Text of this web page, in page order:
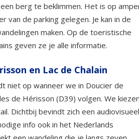
berg te beklimmen. Het is op
van de parking gelegen. Je kan in de
maken. Op de toeristische
geven ze je alle informatie.
en Lac de Chalain
niet op wanneer we in Doucier de
de Hérisson (D39) volgen. We
Dichtbij bevindt zich een audiovisueel
info ook in het Nederlands